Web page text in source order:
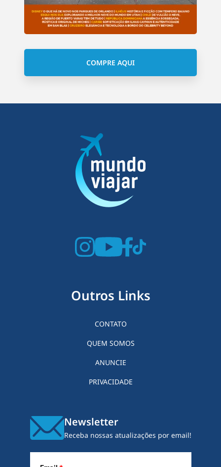
COMPRE AQUI
Outros Links
CONTATO
QUEM SOMOS
ANUNCIE
PRIVACIDADE
Newsletter
Receba nossas atualizações por email!